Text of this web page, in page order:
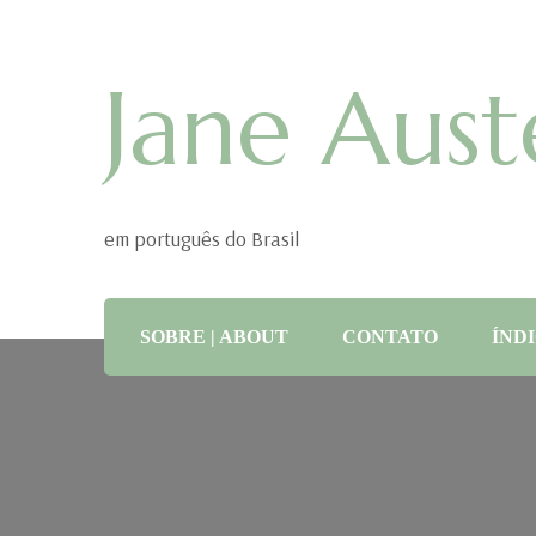
Jane
em português do Brasil
SOBRE | ABOUT CONTATO